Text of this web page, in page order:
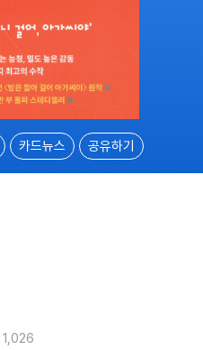
카드뉴스 공유하기
1,026